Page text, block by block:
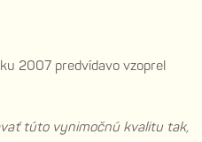
2007 predvídavo vzoprel
túto vynimočnú kvalitu tak,